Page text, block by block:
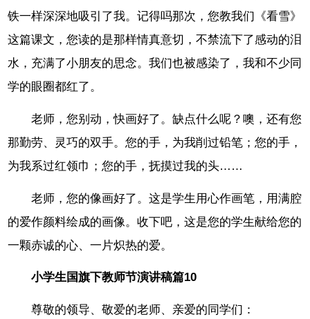
铁一样深深地吸引了我。记得吗那次，您教我们《看雪》
这篇课文，您读的是那样情真意切，不禁流下了感动的泪
水，充满了小朋友的思念。我们也被感染了，我和不少同
学的眼圈都红了。
老师，您别动，快画好了。缺点什么呢？噢，还有您
那勤劳、灵巧的双手。您的手，为我削过铅笔；您的手，
为我系过红领巾；您的手，抚摸过我的头……
老师，您的像画好了。这是学生用心作画笔，用满腔
的爱作颜料绘成的画像。收下吧，这是您的学生献给您的
一颗赤诚的心、一片炽热的爱。
小学生国旗下教师节演讲稿篇10
尊敬的领导、敬爱的老师、亲爱的同学们：